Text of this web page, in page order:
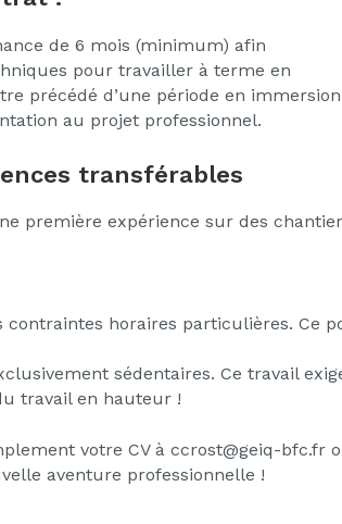
de 6 mois (minimum) afin
pour travailler à terme en
précédé d’une période en immersion
au projet professionnel.
transférables
première expérience sur des
contraintes horaires particulières.
sédentaires. Ce travail
travail en hauteur !
votre CV à ccrost@geiq-
aventure professionnelle !